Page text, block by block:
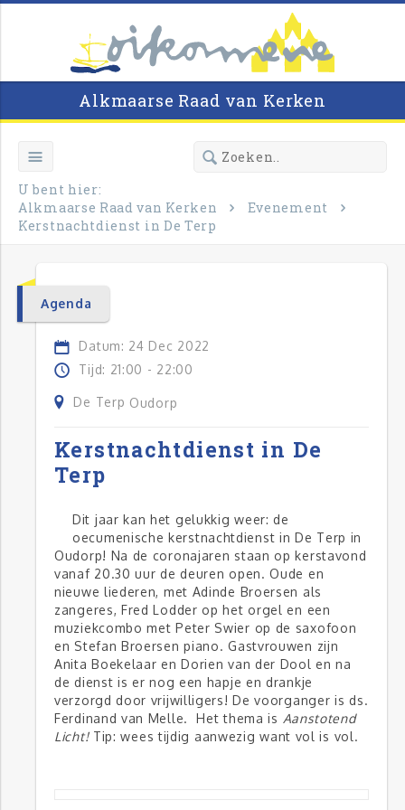
Alkmaarse Raad van Kerken
U bent hier:
Alkmaarse Raad van Kerken
Evenement
Kerstnachtdienst in De Terp
Agenda
Datum: 24 Dec 2022
Tijd: 21:00 - 22:00
De Terp Oudorp
Kerstnachtdienst in De
Terp
Dit jaar kan het gelukkig weer: de
oecumenische kerstnachtdienst in De Terp in
Oudorp! Na de coronajaren staan op kerstavond
vanaf 20.30 uur de deuren open. Oude en
nieuwe liederen, met Adinde Broersen als
zangeres, Fred Lodder op het orgel en een
muziekcombo met Peter Swier op de saxofoon
en Stefan Broersen piano. Gastvrouwen zijn
Anita Boekelaar en Dorien van der Dool en na
de dienst is er nog een hapje en drankje
verzorgd door vrijwilligers! De voorganger is ds.
Ferdinand van Melle. Het thema is Aanstotend
Licht!Tip: wees tijdig aanwezig want vol is vol.